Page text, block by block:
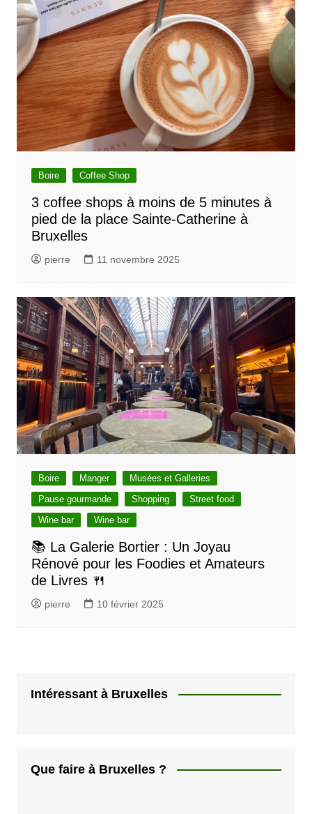
Boire Coffee Shop
3 coffee shops à moins de 5 minutes à
pied de la place Sainte-Catherine à
Bruxelles
pierre 11 novembre 2025
Boire Manger
Musées et Galleries
Pause gourmande
Shopping
Street food
Wine bar
Wine bar
📚 La Galerie Bortier : Un Joyau
Rénové pour les Foodies et Amateurs
de Livres 🍴
pierre 10 février 2025
Intéressant à Bruxelles
Que faire à Bruxelles ?